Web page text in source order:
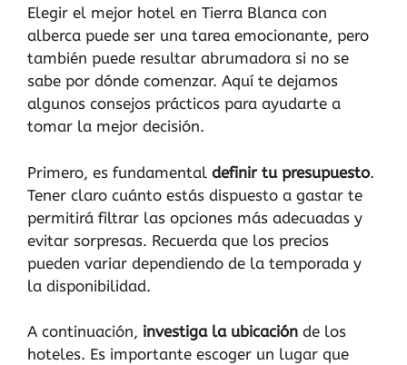
Elegir el mejor hotel en Tierra Blanca con
alberca puede ser una tarea emocionante, pero
también puede resultar abrumadora si no se
sabe por dónde comenzar. Aquí te dejamos
algunos consejos prácticos para ayudarte a
tomar la mejor decisión.
Primero, es fundamental definir tu presupuesto.
Tener claro cuánto estás dispuesto a gastar te
permitirá filtrar las opciones más adecuadas y
evitar sorpresas. Recuerda que los precios
pueden variar dependiendo de la temporada y
la disponibilidad.
A continuación, investiga la ubicación de los
hoteles. Es importante escoger un lugar que